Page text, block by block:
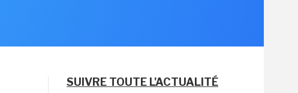
SUIVRE TOUTE L'ACTUALITÉ